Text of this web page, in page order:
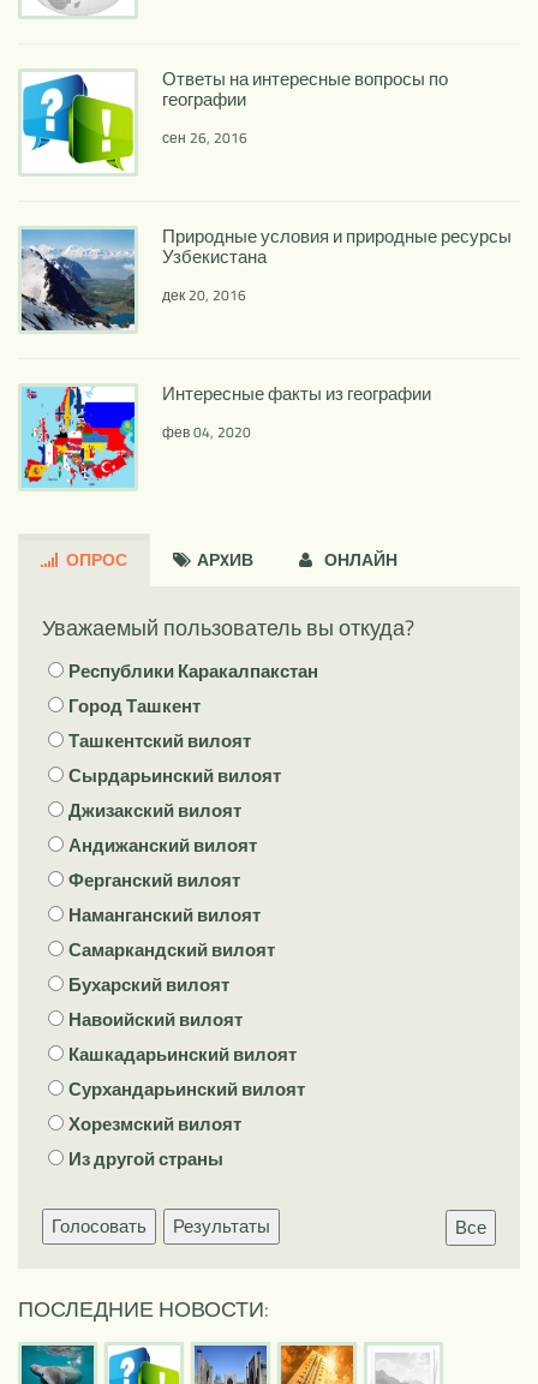
Ответы на интересные вопросы по
географии
сен 26, 2016
Природные условия и природные ресурсы
Узбекистана
дек 20, 2016
Интересные факты из географии
фев 04, 2020
ОПРОС АРXИВ ОНЛАЙН
Уважаемый пользователь вы откуда?
Республики Каракалпакстан
Город Ташкент
Ташкентский вилоят
Сырдарьинский вилоят
Джизакский вилоят
Андижанский вилоят
Ферганский вилоят
Наманганский вилоят
Самаркандский вилоят
Бухарский вилоят
Навоийский вилоят
Кашкадарьинский вилоят
Сурхандарьинский вилоят
Хорезмский вилоят
Из другой страны
Голосовать Результаты Все
ПОСЛЕДНИЕ НОВОСТИ: